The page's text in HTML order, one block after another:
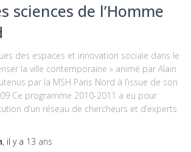
sciences de l’Homme
des espaces et innovation sociale dans le
la ville contemporaine » animé par Alain
par la MSH Paris Nord à l’issue de son
Ce programme 2010-2011 a eu pour
d’un réseau de chercheurs et d’experts
, il y a 13 ans